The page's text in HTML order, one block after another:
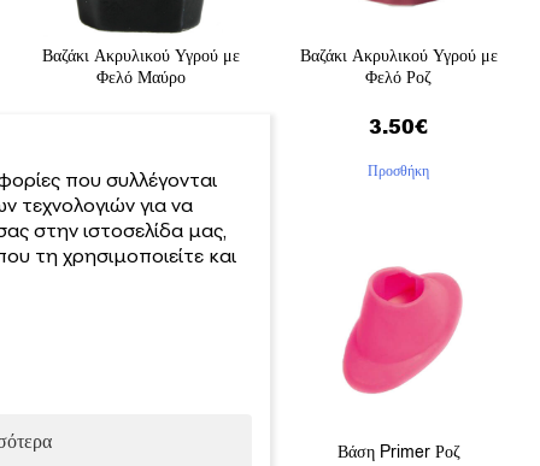
Βαζάκι Ακρυλικού Υγρού με
Φελό Μαύρο
Προσθήκη
Βαζάκι Ακρυλικού Υγρού με
Φελό Ροζ
3.50€
Προσθήκη
Βάση Primer Ροζ
που συλλέγονται
τεχνολογιών για να
στην ιστοσελίδα μας,
τη χρησιμοποιείτε και